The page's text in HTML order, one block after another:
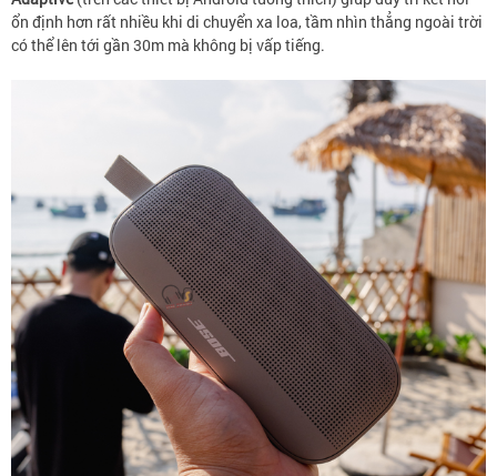
ổn định hơn rất nhiều khi di chuyển xa loa, tầm nhìn thẳng ngoài trời
có thể lên tới gần 30m mà không bị vấp tiếng.